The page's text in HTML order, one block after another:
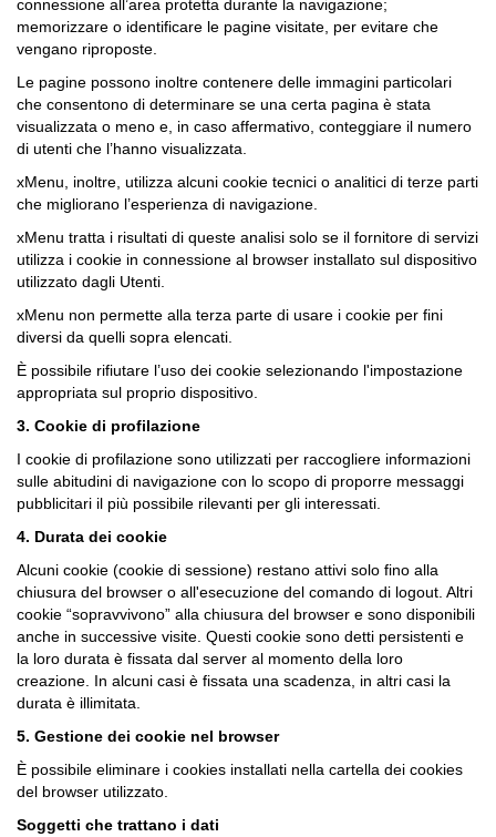
connessione all’area protetta durante la navigazione;
memorizzare o identificare le pagine visitate, per evitare che
vengano riproposte.
Le pagine possono inoltre contenere delle immagini particolari
che consentono di determinare se una certa pagina è stata
visualizzata o meno e, in caso affermativo, conteggiare il numero
di utenti che l’hanno visualizzata.
xMenu, inoltre, utilizza alcuni cookie tecnici o analitici di terze parti
che migliorano l’esperienza di navigazione.
xMenu tratta i risultati di queste analisi solo se il fornitore di servizi
utilizza i cookie in connessione al browser installato sul dispositivo
utilizzato dagli Utenti.
xMenu non permette alla terza parte di usare i cookie per fini
diversi da quelli sopra elencati.
È possibile rifiutare l’uso dei cookie selezionando l'impostazione
appropriata sul proprio dispositivo.
3. Cookie di profilazione
I cookie di profilazione sono utilizzati per raccogliere informazioni
sulle abitudini di navigazione con lo scopo di proporre messaggi
pubblicitari il più possibile rilevanti per gli interessati.
4. Durata dei cookie
Alcuni cookie (cookie di sessione) restano attivi solo fino alla
chiusura del browser o all'esecuzione del comando di logout. Altri
cookie “sopravvivono” alla chiusura del browser e sono disponibili
anche in successive visite. Questi cookie sono detti persistenti e
la loro durata è fissata dal server al momento della loro
creazione. In alcuni casi è fissata una scadenza, in altri casi la
durata è illimitata.
5. Gestione dei cookie nel browser
È possibile eliminare i cookies installati nella cartella dei cookies
del browser utilizzato.
Soggetti che trattano i dati